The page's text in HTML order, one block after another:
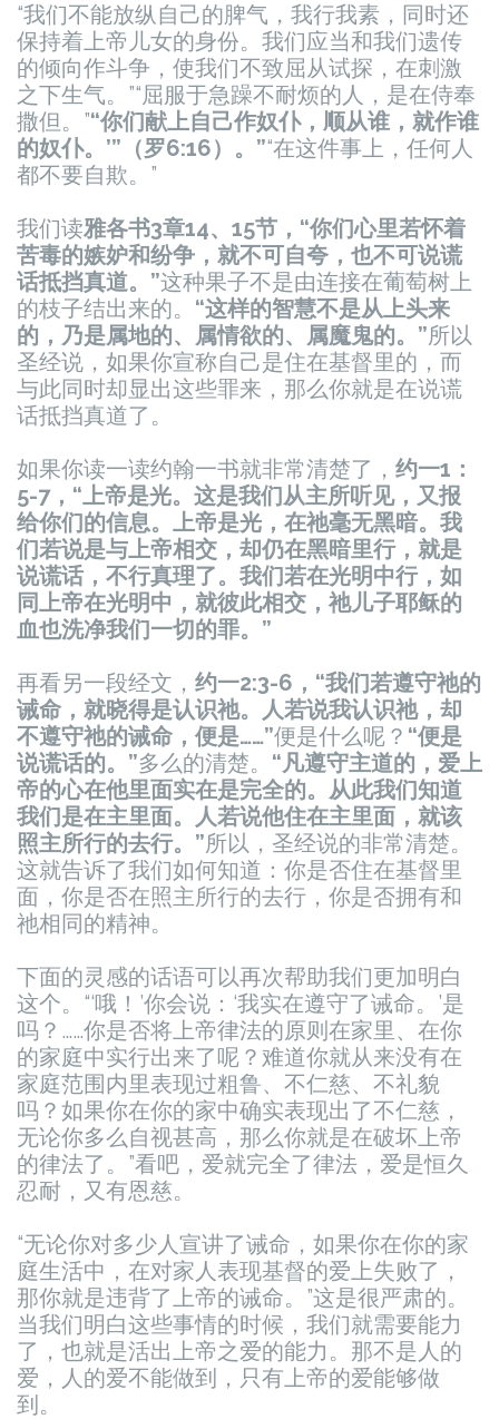
“我们不能放纵自己的脾气，我行我素，同时还
保持着上帝儿女的身份。我们应当和我们遗传
的倾向作斗争，使我们不致屈从试探，在刺激
之下生气。”“屈服于急躁不耐烦的人，是在侍奉
撒但。”“你们献上自己作奴仆，顺从谁，就作谁
的奴仆。’”（罗6:16）。”“在这件事上，任何人
都不要自欺。”
我们读雅各书3章14、15节，“你们心里若怀着
苦毒的嫉妒和纷争，就不可自夸，也不可说谎
话抵挡真道。”这种果子不是由连接在葡萄树上
的枝子结出来的。 “这样的智慧不是从上头来
的，乃是属地的、属情欲的、属魔鬼的。”所以
圣经说，如果你宣称自己是住在基督里的，而
与此同时却显出这些罪来，那么你就是在说谎
话抵挡真道了。
如果你读一读约翰一书就非常清楚了， 约一1：
5-7，“上帝是光。这是我们从主所听见，又报
给你们的信息。上帝是光，在祂毫无黑暗。我
们若说是与上帝相交，却仍在黑暗里行，就是
说谎话，不行真理了。我们若在光明中行，如
同上帝在光明中，就彼此相交，祂儿子耶稣的
血也洗净我们一切的罪。”
再看另一段经文， 约一2:3-6，“我们若遵守祂的
诫命，就晓得是认识祂。人若说我认识祂，却
不遵守祂的诫命，便是……”便是什么呢？ “便是
说谎话的。”多么的清楚。 “凡遵守主道的，爱上
帝的心在他里面实在是完全的。从此我们知道
我们是在主里面。人若说他住在主里面，就该
照主所行的去行。”所以，圣经说的非常清楚。
这就告诉了我们如何知道：你是否住在基督里
面，你是否在照主所行的去行，你是否拥有和
祂相同的精神。
下面的灵感的话语可以再次帮助我们更加明白
这个。“‘哦！’你会说：‘我实在遵守了诫命。’是
吗？……你是否将上帝律法的原则在家里、在你
的家庭中实行出来了呢？难道你就从来没有在
家庭范围内里表现过粗鲁、不仁慈、不礼貌
吗？如果你在你的家中确实表现出了不仁慈，
无论你多么自视甚高，那么你就是在破坏上帝
的律法了。”看吧，爱就完全了律法，爱是恒久
忍耐，又有恩慈。
“无论你对多少人宣讲了诫命，如果你在你的家
庭生活中，在对家人表现基督的爱上失败了，
那你就是违背了上帝的诫命。”这是很严肃的。
当我们明白这些事情的时候，我们就需要能力
了，也就是活出上帝之爱的能力。那不是人的
爱，人的爱不能做到，只有上帝的爱能够做
到。